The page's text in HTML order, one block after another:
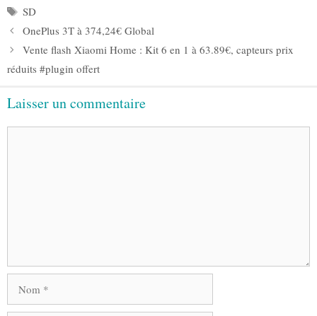
Étiquettes
SD
OnePlus 3T à 374,24€ Global
Vente flash Xiaomi Home : Kit 6 en 1 à 63.89€, capteurs prix
réduits #plugin offert
Laisser un commentaire